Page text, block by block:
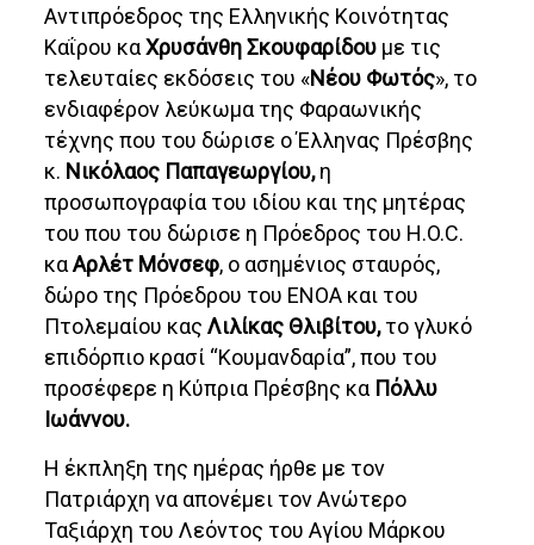
Αντιπρόεδρος της Ελληνικής Κοινότητας
Καΐρου καΧρυσάνθη Σκουφαρίδου με τις
τελευταίες εκδόσεις του «Νέου Φωτός», το
ενδιαφέρον λεύκωμα της Φαραωνικής
τέχνης που του δώρισε ο Έλληνας Πρέσβης
κ. Νικόλαος Παπαγεωργίου,η
προσωπογραφία του ιδίου και της μητέρας
του που του δώρισε η Πρόεδρος του H.O.C.
καΑρλέτ Μόνσεφ, ο ασημένιος σταυρός,
δώρο της Πρόεδρου του ΕΝΟΑ και του
Πτολεμαίου καςΛιλίκας Θλιβίτου,το γλυκό
επιδόρπιο κρασί “Κουμανδαρία”, που του
προσέφερε η Κύπρια Πρέσβης κα Πόλλυ
Ιωάννου.
Η έκπληξη της ημέρας ήρθε με τον
Πατριάρχη να απονέμει τον Ανώτερο
Ταξιάρχη του Λεόντος του Αγίου Μάρκου